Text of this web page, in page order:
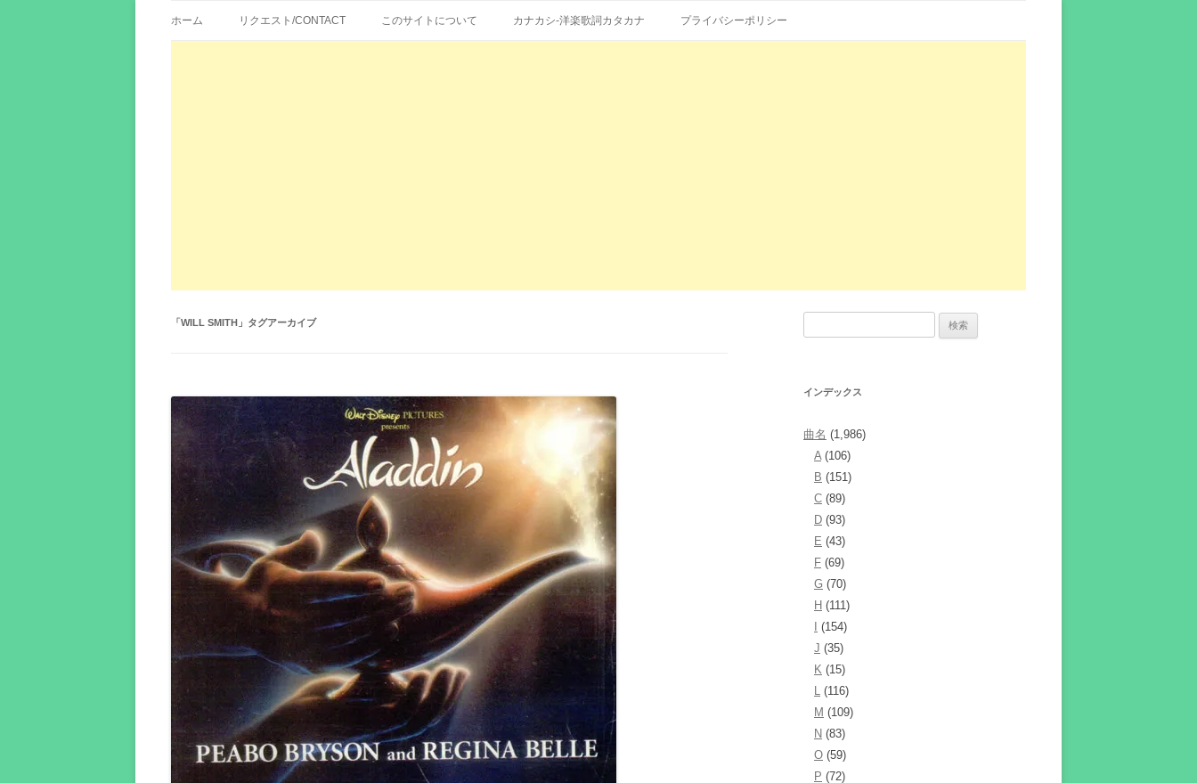
エイカシ | 洋楽歌詞の和訳、英語の意味、読み方
ン
ン
ホーム リクエスト/CONTACT このサイトについて カナカシ-洋楽歌詞カタカナ プライバシーポリシー
「WILL SMITH 」タグアーカイブ
インデックス
曲名 (1,986)
A(106)
B (151)
C (89)
D (93)
E (43)
F (69)
G (70)
H (111)
(154)
J (35)
K (15)
L (116)
M (109)
N (83)
O (59)
P (72)